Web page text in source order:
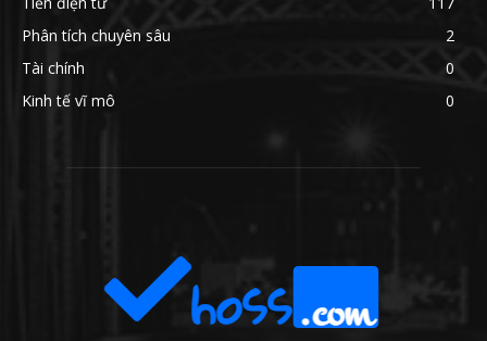
Phân tích chuyên sâu
2
Tài chính
0
Kinh tế vĩ mô
0